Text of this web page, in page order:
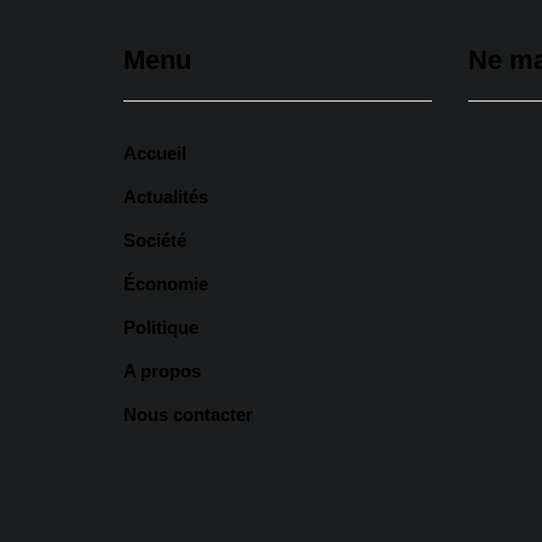
Menu
Accueil
Actualités
Société
Économie
Politique
A propos
Nous contacter
Ne